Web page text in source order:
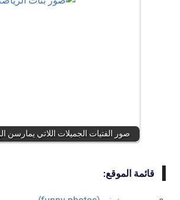
صور الفتيات الجميلات اللاتي يمارسن
قائمة الموقع: